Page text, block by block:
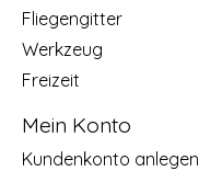
Fliegengitter
Werkzeug
Freizeit
Mein Konto
Kundenkonto anlegen